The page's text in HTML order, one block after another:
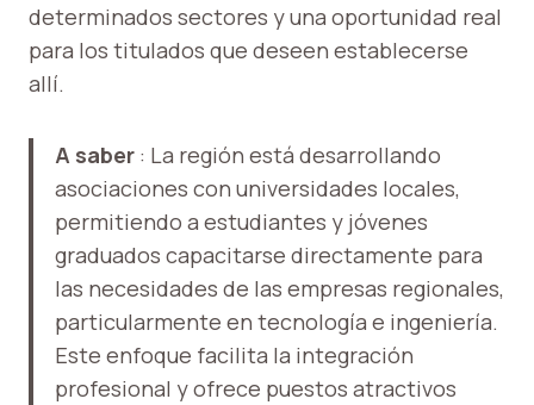
determinados sectores y una oportunidad real
para los titulados que deseen establecerse
allí.
A saber : La región está desarrollando
asociaciones con universidades locales,
permitiendo a estudiantes y jóvenes
graduados capacitarse directamente para
las necesidades de las empresas regionales,
particularmente en tecnología e ingeniería.
Este enfoque facilita la integración
profesional y ofrece puestos atractivos